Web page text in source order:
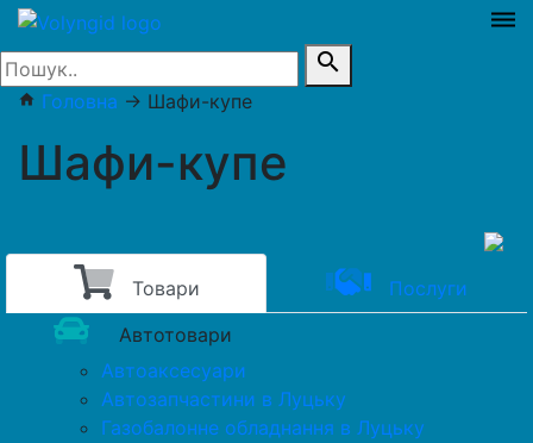
dehaze
search
home Головна → Шафи-купе
Шафи-купе
Товари
Послуги
Автотовари
Автоаксесуари
Автозапчастини в Луцьку
Газобалонне обладнання в Луцьку